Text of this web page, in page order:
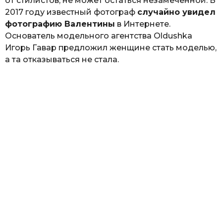
2017 году известный фотограф случайно увидел
фотографию Валентины в Интернете.
Основатель модельного агентства Oldushka
Игорь Гавар предложил женщине стать моделью,
а та отказываться не стала.